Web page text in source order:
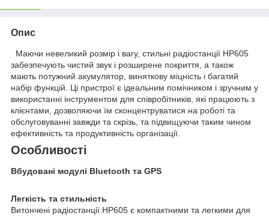
Опис
Маючи невеликий розмір і вагу, стильні радіостанції HP605
забезпечують чистий звук і розширене покриття, а також
мають потужний акумулятор, виняткову міцність і багатий
набір функцій. Ці пристрої є ідеальним помічником і зручним у
використанні інструментом для співробітників, які працюють з
клієнтами, дозволяючи їм сконцентруватися на роботі та
обслуговуванні завжди та скрізь, та підвищуючи таким чином
ефективність та продуктивність організації.
Особливості
Вбудовані модулі Bluetooth та GPS
Легкість та стильність
Витончені радіостанції HP605 є компактними та легкими для